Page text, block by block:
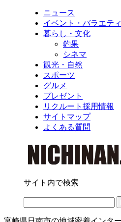
ニュース
イベント・バラエティ
暮らし・文化
釣果
シネマ
観光・自然
スポーツ
グルメ
プレゼント
リクルート採用情報
サイトマップ
よくある質問
サイト内で検索